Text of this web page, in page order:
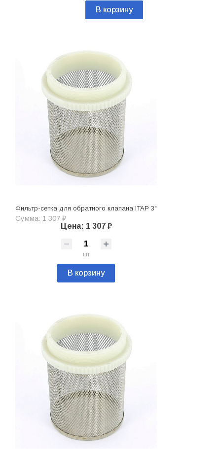
В корзину
Фильтр-сетка для обратного клапана ITAP 3"
Сумма: 1 307 ₽
Цена: 1 307 ₽
шт
В корзину